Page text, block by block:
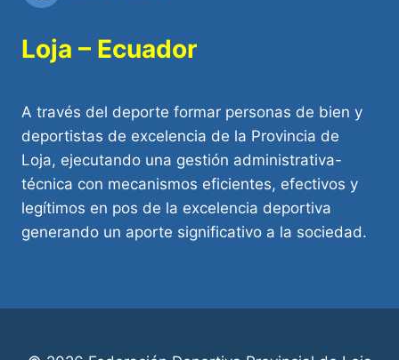
Loja – Ecuador
A través del deporte formar personas de bien y
deportistas de excelencia de la Provincia de
Loja, ejecutando una gestión administrativa-
técnica con mecanismos eficientes, efectivos y
legítimos en pos de la excelencia deportiva
generando un aporte significativo a la sociedad.